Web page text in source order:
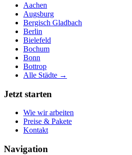
Aachen
Augsburg
Bergisch Gladbach
Berlin
Bielefeld
Bochum
Bonn
Bottrop
Alle Städte →
Jetzt starten
Wie wir arbeiten
Preise & Pakete
Kontakt
Navigation